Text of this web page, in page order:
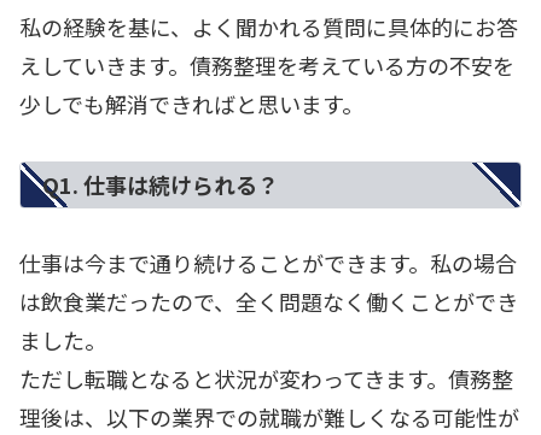
私の経験を基に、よく聞かれる質問に具体的にお答
えしていきます。債務整理を考えている方の不安を
少しでも解消できればと思います。
Q1. 仕事は続けられる？
仕事は今まで通り続けることができます。私の場合
は飲食業だったので、全く問題なく働くことができ
ました。
ただし転職となると状況が変わってきます。債務整
理後は、以下の業界での就職が難しくなる可能性が